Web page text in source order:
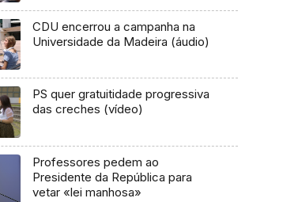
CDU encerrou a campanha na
Universidade da Madeira (áudio)
PS quer gratuitidade progressiva
das creches (vídeo)
Professores pedem ao
Presidente da República para
vetar «lei manhosa»